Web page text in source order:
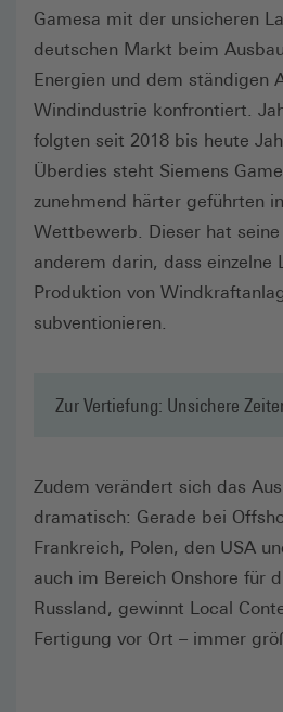
Gamesa mit der unsicheren
deutschen Markt beim
Energien und dem ständigen
Windindustrie konfrontiert.
folgten seit 2018 bis heute
Überdies steht Siemens
zunehmend härter geführten
Wettbewerb. Dieser hat
anderem darin, dass einzelne
Produktion von
subventionieren.
Zur Vertiefung: Unsichere
Zudem verändert sich das
dramatisch: Gerade bei
Frankreich, Polen, den USA
auch im Bereich Onshore für
Russland, gewinnt Local
Fertigung vor Ort – immer